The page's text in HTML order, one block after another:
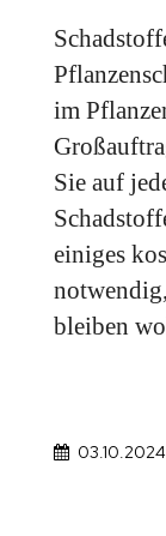
im
Sie auf
einiges
bleiben
03.10.2024